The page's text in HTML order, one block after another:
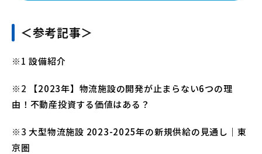
＜参考記事＞
※1設備紹介
※2
【2023年】物流施設の開発が止まらない6つの理
由！不動産投資する価値はある？
※3大型物流施設 2023-2025年の新規供給の見通し｜東
京圏